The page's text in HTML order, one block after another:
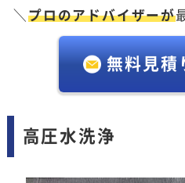
＼プロのアドバイザーが
無料見積
高圧水洗浄